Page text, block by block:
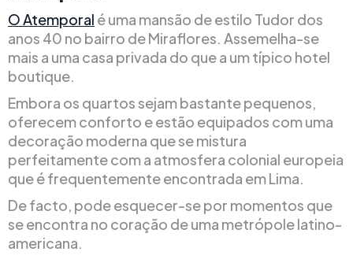
O Atemporal é uma mansão de estilo Tudor dos
anos 40 no bairro de Miraflores. Assemelha-se
mais a uma casa privada do que a um típico hotel
boutique.
Embora os quartos sejam bastante pequenos,
oferecem conforto e estão equipados com uma
decoração moderna que se mistura
perfeitamente com a atmosfera colonial europeia
que é frequentemente encontrada em Lima.
De facto, pode esquecer-se por momentos que
se encontra no coração de uma metrópole latino-
americana.